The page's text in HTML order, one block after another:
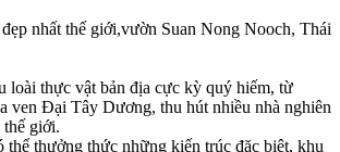
loài thực vật bản địa cực kỳ quý hiếm, từ
ven Đại Tây Dương, thu hút nhiều nhà nghiên
giới.
thể thưởng thức những kiến trúc đặc biệt, khu